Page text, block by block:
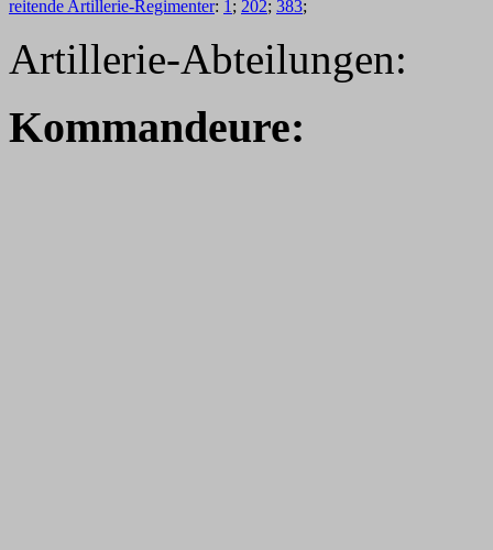
reitende Artillerie-Regimenter: 1 ; 202; 383;
Artillerie-Abteilungen:
Kommandeure: